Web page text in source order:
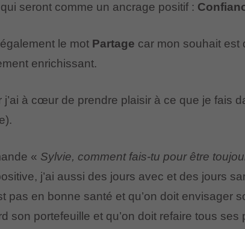
seront comme un ancrage positif :
le mot Partage car mon souhait est
enrichissant.
j’ai à cœur de prendre plaisir à ce que je fais
« Sylvie, comment fais-tu pour être
j’ai aussi des jours avec et des jours
pas en bonne santé et qu’on doit envisager
son portefeuille et qu’on doit refaire tous ses